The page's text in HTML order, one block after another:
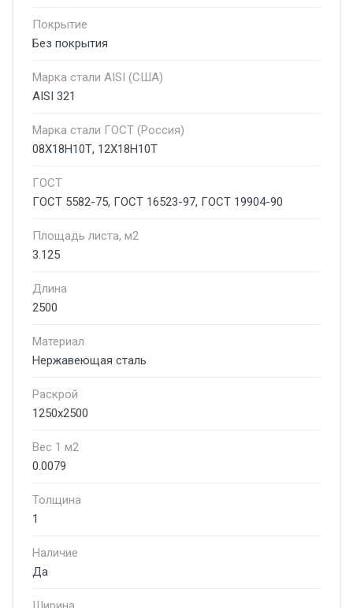
Покрытие
Без покрытия
Марка стали AISI (США)
AISI 321
Марка стали ГОСТ (Россия)
08Х18Н10Т, 12Х18Н10Т
ГОСТ
ГОСТ 5582-75, ГОСТ 16523-97, ГОСТ 19904-90
Площадь листа, м2
3.125
Длина
2500
Материал
Нержавеющая сталь
Раскрой
1250х2500
Вес 1 м2
0.0079
Толщина
1
Наличие
Да